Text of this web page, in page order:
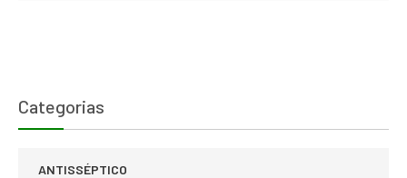
Categorias
ANTISSÉPTICO